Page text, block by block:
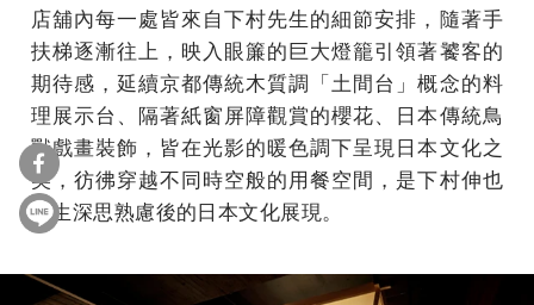
店舖內每⼀處皆來⾃下村先⽣的細節安排，隨著⼿
扶梯逐漸往上，映⼊眼簾的巨⼤燈籠引領著饕客的
期待感，延續京都傳統⽊質調「⼟間台」概念的料
理展⽰台、隔著紙窗屏障觀賞的櫻花、⽇本傳統⿃
獸戲畫裝飾，皆在光影的暖⾊調下呈現⽇本⽂化之
美，彷彿穿越不同時空般的⽤餐空間，是下村伸也
先⽣深思熟慮後的⽇本⽂化展現。